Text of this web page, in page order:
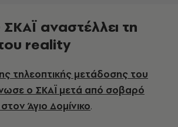
αναστέλλει τη
reality
τηλεοπτικής μετάδοσης του
ο ΣΚΑΪ μετά από σοβαρό
Άγιο Δομίνικο.